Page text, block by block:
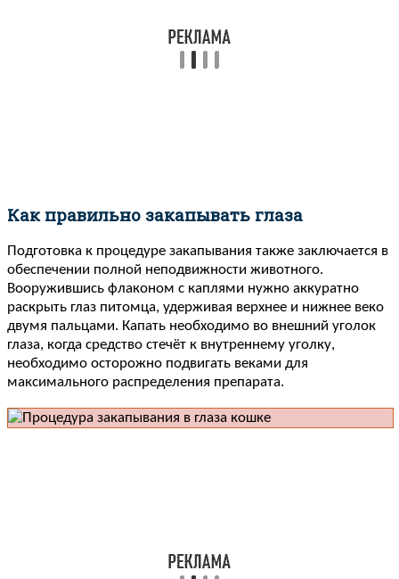
Как правильно закапывать глаза
Подготовка к процедуре закапывания также заключается в
обеспечении полной неподвижности животного.
Вооружившись флаконом с каплями нужно аккуратно
раскрыть глаз питомца, удерживая верхнее и нижнее веко
двумя пальцами. Капать необходимо во внешний уголок
глаза, когда средство стечёт к внутреннему уголку,
необходимо осторожно подвигать веками для
максимального распределения препарата.